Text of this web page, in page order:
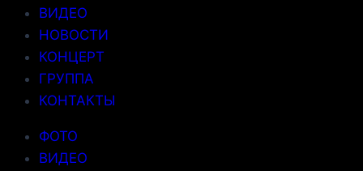
ВИДЕО
НОВОСТИ
КОНЦЕРТ
ГРУППА
КОНТАКТЫ
ФОТО
ВИДЕО